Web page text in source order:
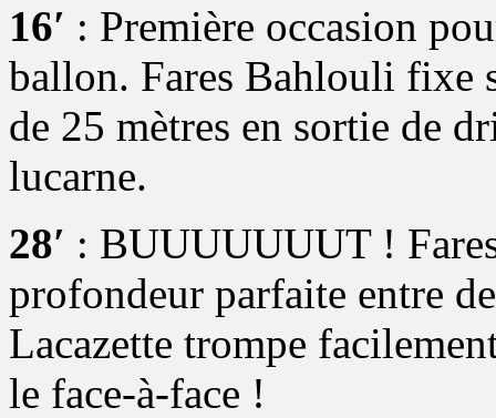
16′ : Première occasion
ballon. Fares Bahlouli fixe
de 25 mètres en sortie de
lucarne.
28′ : BUUUUUUUT !
profondeur parfaite entre
Lacazette trompe
le face-à-face !